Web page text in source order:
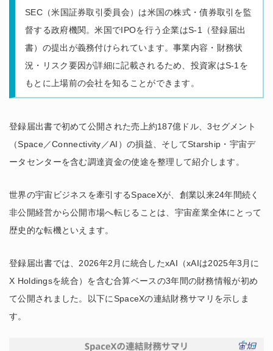
SEC（米国証券取引委員会）は米国の株式・債券取引を監
督する政府機関。米国でIPOを行う企業はS-1（登録届出
書）の提出が義務付けられています。事業内容・財務状
況・リスク要因が詳細に記載されるため、投資家はS-1を
もとに上場前の会社を知ることができます。
登録届出書で初めて公開された売上約187億ドル、3セグメント
（Space／Connectivity／AI）の損益、そしてStarship・宇宙デ
ータセンターを含む調達資金の使途を整理して紹介します。
世界の宇宙ビジネスを牽引するSpaceXが、創業以来24年間続く
非公開経営から公開市場へ転じることは、宇宙産業全体にとって
歴史的な転機といえます。
登録届出書では、2026年2月に統合したxAI（xAIは2025年3月に
X Holdingsを統合）を含む合算ベースの3年間の財務情報が初め
て公開されました。以下にSpaceXの連結財務サマリを示しま
す。